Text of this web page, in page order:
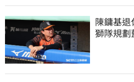
陳鏞基
獅隊規劃